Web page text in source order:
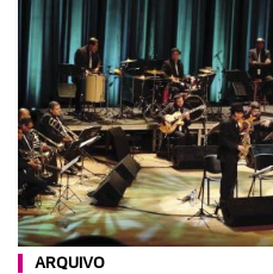
ARQUIVO